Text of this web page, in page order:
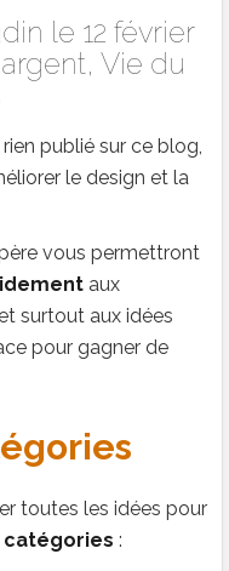
le 12 février
, Vie du
publié sur ce blog,
le design et la
vous permettront
aux
surtout aux idées
pour gagner de
toutes les idées pour
catégories :